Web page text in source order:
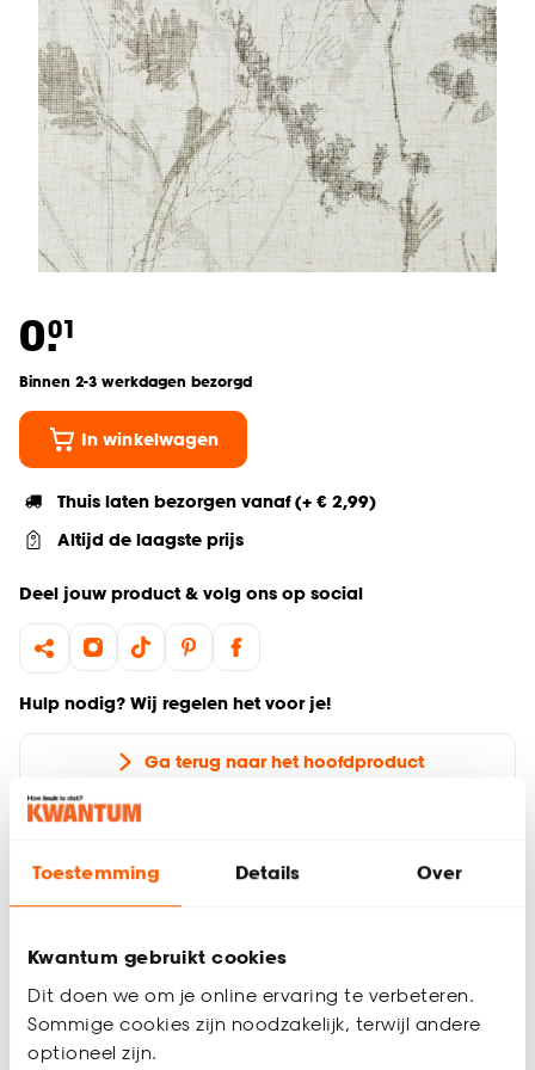
Toestemming Details Over
Kwantum gebruikt cookies
Dit doen we om je online ervaring te verbeteren.
Sommige cookies zijn noodzakelijk, terwijl andere
optioneel zijn.
0.01
Binnen 2-3 werkdagen bezorgd
In winkelwagen
Thuis laten bezorgen vanaf (+ € 2,99)
Altijd de laagste prijs
Deel jouw product & volg ons op social
Hulp nodig? Wij regelen het voor je!
Ga terug naar het hoofdproduct
Wil je zeker weten dat deze gordijnstof bij de rest van jouw
favoriet is. Zo ben je 100% zeker van de juiste keuze. De
kleurstalen worden binnen 2 à 3 werkdagen thuisbezorgd en
passen door de brievenbus. Afmeting staal Gordijn: 13 x 26
cm.